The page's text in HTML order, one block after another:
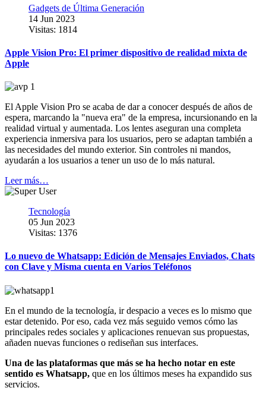
Gadgets de Última Generación
14 Jun 2023
Visitas: 1814
Apple Vision Pro: El primer dispositivo de realidad mixta de
Apple
El Apple Vision Pro se acaba de dar a conocer después de años de
espera, marcando la "nueva era" de la empresa, incursionando en la
realidad virtual y aumentada. Los lentes aseguran una completa
experiencia inmersiva para los usuarios, pero se adaptan también a
las necesidades del mundo exterior. Sin controles ni mandos,
ayudarán a los usuarios a tener un uso de lo más natural.
Leer más…
Tecnología
05 Jun 2023
Visitas: 1376
Lo nuevo de Whatsapp: Edición de Mensajes Enviados, Chats
con Clave y Misma cuenta en Varios Teléfonos
En el mundo de la tecnología, ir despacio a veces es lo mismo que
estar detenido. Por eso, cada vez más seguido vemos cómo las
principales redes sociales y aplicaciones renuevan sus propuestas,
añaden nuevas funciones o rediseñan sus interfaces.
Una de las plataformas que más se ha hecho notar en este
sentido es Whatsapp, que en los últimos meses ha expandido sus
servicios.